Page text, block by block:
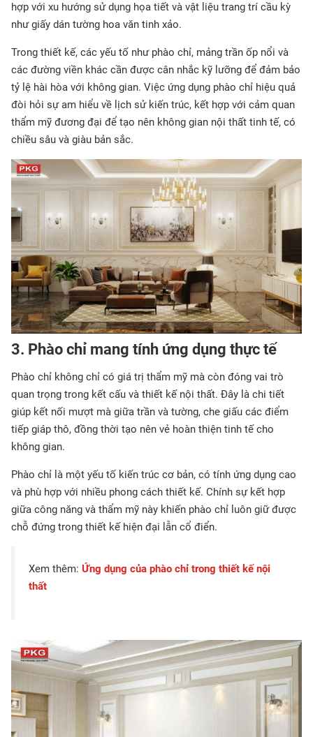
hợp với xu hướng sử dụng họa tiết và vật liệu trang trí cầu kỳ
như giấy dán tường hoa văn tinh xảo.
Trong thiết kế, các yếu tố như phào chỉ, mảng trần ốp nổi và
các đường viền khác cần được cân nhắc kỹ lưỡng để đảm bảo
tỷ lệ hài hòa với không gian. Việc ứng dụng phào chỉ hiệu quả
đòi hỏi sự am hiểu về lịch sử kiến trúc, kết hợp với cảm quan
thẩm mỹ đương đại để tạo nên không gian nội thất tinh tế, có
chiều sâu và giàu bản sắc.
3. Phào chỉ mang tính ứng dụng thực tế
Phào chỉ không chỉ có giá trị thẩm mỹ mà còn đóng vai trò
quan trọng trong kết cấu và thiết kế nội thất. Đây là chi tiết
giúp kết nối mượt mà giữa trần và tường, che giấu các điểm
tiếp giáp thô, đồng thời tạo nên vẻ hoàn thiện tinh tế cho
không gian.
Phào chỉ là một yếu tố kiến trúc cơ bản, có tính ứng dụng cao
và phù hợp với nhiều phong cách thiết kế. Chính sự kết hợp
giữa công năng và thẩm mỹ này khiến phào chỉ luôn giữ được
chỗ đứng trong thiết kế hiện đại lẫn cổ điển.
Xem thêm: Ứng dụng của phào chỉ trong thiết kế nội
thất